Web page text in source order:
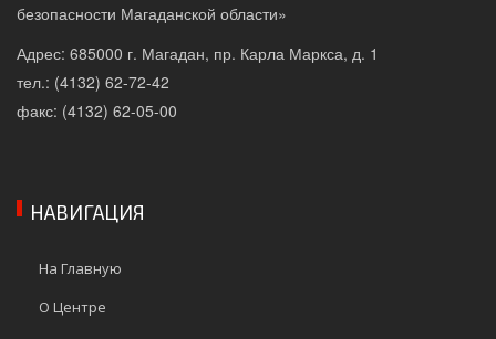
безопасности Магаданской области»
Адрес: 685000 г. Магадан, пр. Карла Маркса, д. 1
тел.: (4132) 62-72-42
факс: (4132) 62-05-00
НАВИГАЦИЯ
На Главную
О Центре